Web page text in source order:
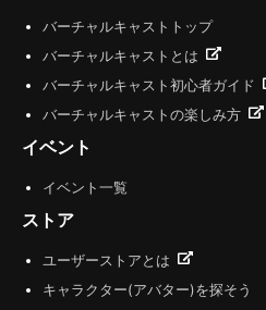
バーチャルキャストトップ
バーチャルキャストとは
バーチャルキャスト初心者ガイド
バーチャルキャストの楽しみ方
イベント
イベント一覧
ストア
ユーザーストアとは
キャラクター(アバター)を探そう